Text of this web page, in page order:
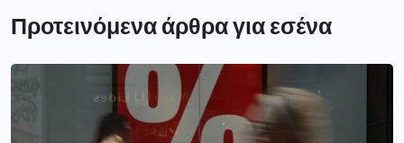
Προτεινόμενα άρθρα για εσένα